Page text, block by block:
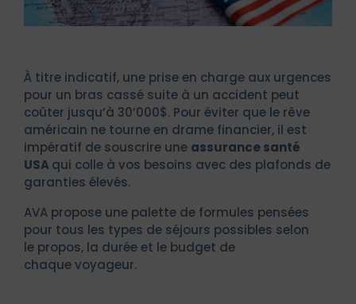
À titre indicatif, une prise en charge aux urgences
pour un bras cassé suite à un accident peut
coûter jusqu’à 30’000$. Pour éviter que le rêve
américain ne tourne en drame financier, il est
impératif de souscrire une assurance santé
USAqui colle à vos besoins avec des plafonds de
garanties élevés.
AVA propose une palette de formules pensées
pour tous les types de séjours possibles selon
le propos, la durée et le budget de
chaque voyageur.